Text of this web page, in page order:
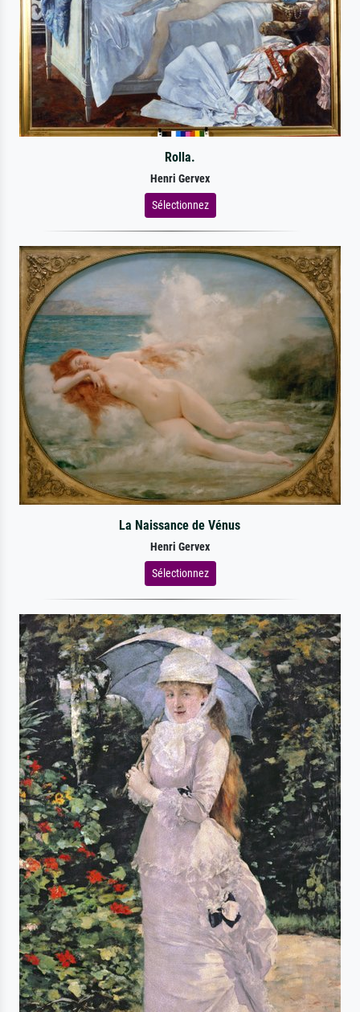
Rolla.
Henri Gervex
Sélectionnez
La Naissance de Vénus
Henri Gervex
Sélectionnez